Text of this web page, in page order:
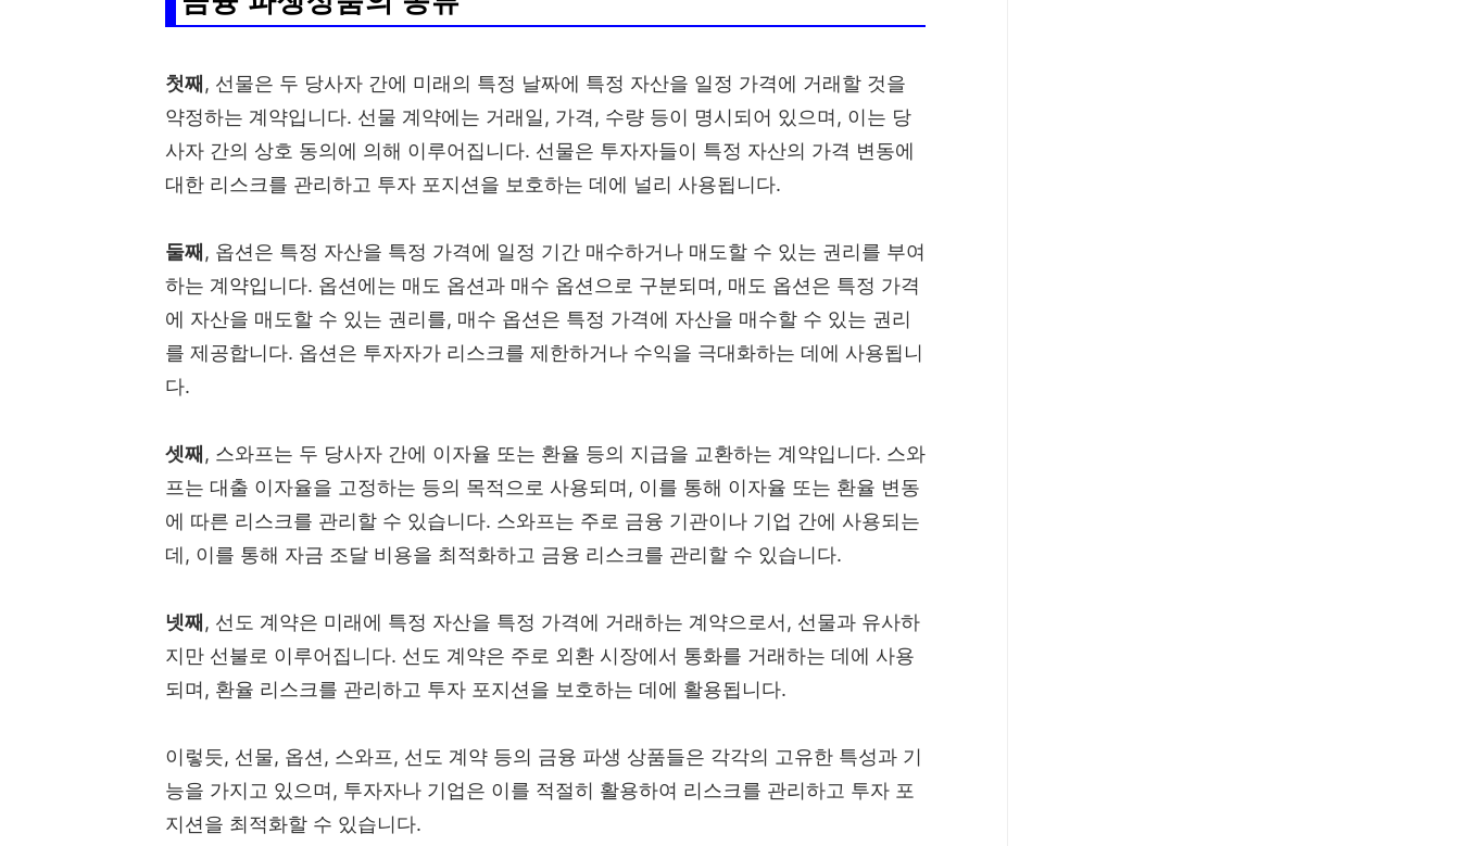
첫째 , 선물은 두 당사자 간에 미래의 특정 날짜에 특정 자산을 일정 가격에 거래할 것을
약정하는 계약입니다. 선물 계약에는 거래일, 가격, 수량 등이 명시되어 있으며, 이는 당
사자 간의 상호 동의에 의해 이루어집니다. 선물은 투자자들이 특정 자산의 가격 변동에
대한 리스크를 관리하고 투자 포지션을 보호하는 데에 널리 사용됩니다.
둘째 , 옵션은 특정 자산을 특정 가격에 일정 기간 매수하거나 매도할 수 있는 권리를 부여
하는 계약입니다. 옵션에는 매도 옵션과 매수 옵션으로 구분되며, 매도 옵션은 특정 가격
에 자산을 매도할 수 있는 권리를, 매수 옵션은 특정 가격에 자산을 매수할 수 있는 권리
를 제공합니다. 옵션은 투자자가 리스크를 제한하거나 수익을 극대화하는 데에 사용됩니
다.
셋째 , 스와프는 두 당사자 간에 이자율 또는 환율 등의 지급을 교환하는 계약입니다. 스와
프는 대출 이자율을 고정하는 등의 목적으로 사용되며, 이를 통해 이자율 또는 환율 변동
에 따른 리스크를 관리할 수 있습니다. 스와프는 주로 금융 기관이나 기업 간에 사용되는
데, 이를 통해 자금 조달 비용을 최적화하고 금융 리스크를 관리할 수 있습니다.
넷째 , 선도 계약은 미래에 특정 자산을 특정 가격에 거래하는 계약으로서, 선물과 유사하
지만 선불로 이루어집니다. 선도 계약은 주로 외환 시장에서 통화를 거래하는 데에 사용
되며, 환율 리스크를 관리하고 투자 포지션을 보호하는 데에 활용됩니다.
이렇듯, 선물, 옵션, 스와프, 선도 계약 등의 금융 파생 상품들은 각각의 고유한 특성과 기
능을 가지고 있으며, 투자자나 기업은 이를 적절히 활용하여 리스크를 관리하고 투자 포
지션을 최적화할 수 있습니다.